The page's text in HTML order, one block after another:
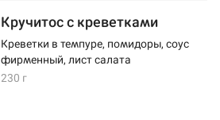
Кручитос с креветками
Креветки в темпуре, помидоры, соус
фирменный, лист салата
230 г